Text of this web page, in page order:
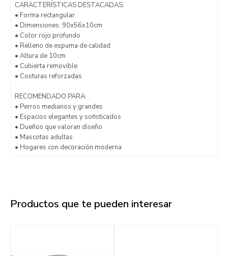
CARACTERÍSTICAS DESTACADAS:
• Forma rectangular
• Dimensiones: 90x56x10cm
• Color rojo profundo
• Relleno de espuma de calidad
• Altura de 10cm
• Cubierta removible
• Costuras reforzadas
RECOMENDADO PARA:
• Perros medianos y grandes
• Espacios elegantes y sofisticados
• Dueños que valoran diseño
• Mascotas adultas
• Hogares con decoración moderna
Productos que te pueden interesar